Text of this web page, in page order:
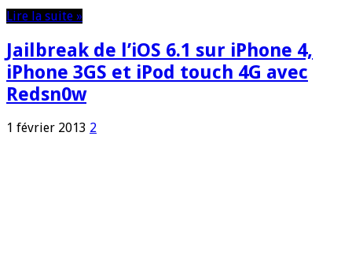
Lire la suite »
Jailbreak de l’iOS 6.1 sur iPhone 4,
iPhone 3GS et iPod touch 4G avec
Redsn0w
1 février 2013 2